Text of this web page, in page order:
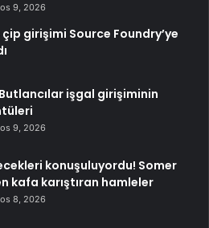
9, 2026
girişimi Source Foundry’ye
işgal girişiminin
9, 2026
konuşuluyordu! Somer
kafa karıştıran hamleler
8, 2026